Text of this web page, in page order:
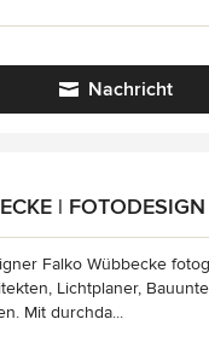
Nachricht
| FOTODESIGN
Falko Wübbecke
Lichtplaner,
Mit durchda...